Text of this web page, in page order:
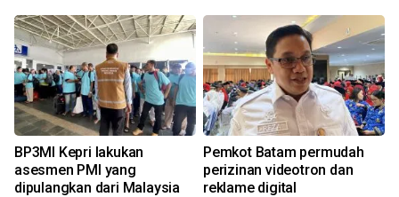
BP3MI Kepri lakukan
asesmen PMI yang
dipulangkan dari Malaysia
Pemkot Batam permudah
perizinan videotron dan
reklame digital